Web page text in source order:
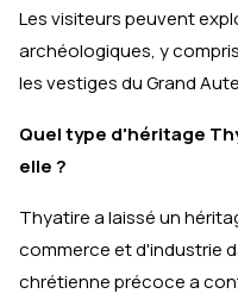
Les visiteurs peuvent
archéologiques, y
les vestiges du Grand
Quel type d'héritage
elle ?
Thyatire a laissé un
commerce et d'industrie
chrétienne précoce a